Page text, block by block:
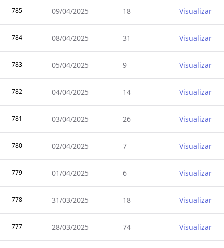
785 09/04/2025 18 Visualizar
784 08/04/2025 31 Visualizar
783 05/04/2025 9 Visualizar
782 04/04/2025 14 Visualizar
781 03/04/2025 26 Visualizar
780 02/04/2025 7 Visualizar
779 01/04/2025 6 Visualizar
778 31/03/2025 18 Visualizar
777 28/03/2025 74 Visualizar